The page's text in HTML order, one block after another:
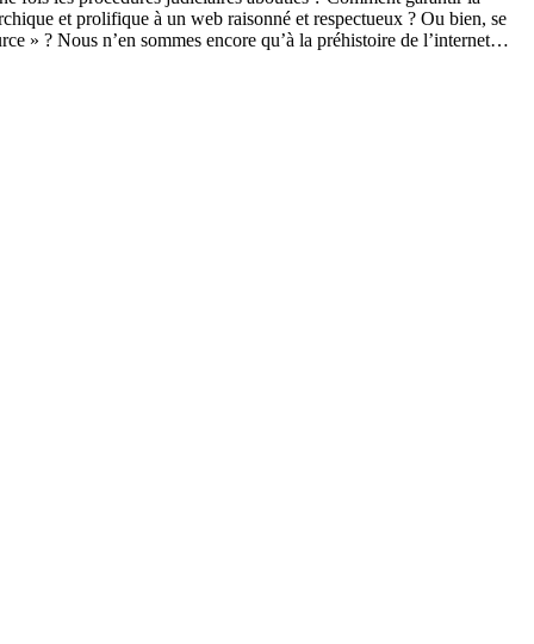
et prolifique à un web raisonné et respectueux ? Ou bien, se
» ? Nous n’en sommes encore qu’à la préhistoire de l’internet…